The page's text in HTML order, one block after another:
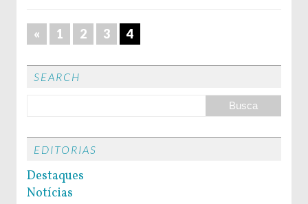
« 1 2 3 4
SEARCH
EDITORIAS
Destaques
Notícias